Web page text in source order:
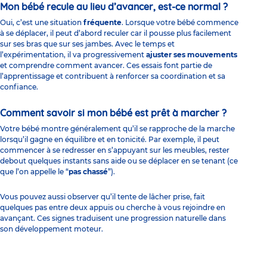
Mon bébé recule au lieu d’avancer, est-ce normal ?
Oui, c’est une situation fréquente. Lorsque votre bébé commence
à se déplacer, il peut d’abord reculer car il pousse plus facilement
sur ses bras que sur ses jambes. Avec le temps et
l’expérimentation, il va progressivement ajuster ses mouvements
et comprendre comment avancer. Ces essais font partie de
l’apprentissage et contribuent à renforcer sa coordination et sa
confiance.
Comment savoir si mon bébé est prêt à marcher ?
Votre bébé montre généralement qu’il se rapproche de la marche
lorsqu’il gagne en équilibre et en tonicité. Par exemple, il peut
commencer à se redresser en s’appuyant sur les meubles, rester
debout quelques instants sans aide ou se déplacer en se tenant (ce
que l’on appelle le “pas chassé”).
Vous pouvez aussi observer qu’il tente de lâcher prise, fait
quelques pas entre deux appuis ou cherche à vous rejoindre en
avançant. Ces signes traduisent une progression naturelle dans
son développement moteur.